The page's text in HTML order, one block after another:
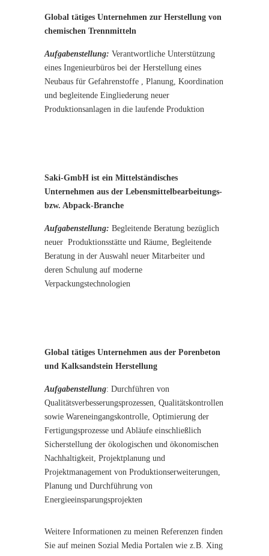
Global tätiges Unternehmen zur Herstellung von
chemischen Trennmitteln
Aufgabenstellung: Verantwortliche Unterstützung
eines Ingenieurbüros bei der Herstellung eines
Neubaus für Gefahrenstoffe , Planung, Koordination
und begleitende Eingliederung neuer
Produktionsanlagen in die laufende Produktion
Saki-GmbH ist ein Mittelständisches
Unternehmen aus der Lebensmittelbearbeitungs-
bzw. Abpack-Branche
Aufgabenstellung: Begleitende Beratung bezüglich
neuer Produktionsstätte und Räume, Begleitende
Beratung in der Auswahl neuer Mitarbeiter und
deren Schulung auf moderne
Verpackungstechnologien
Global tätiges Unternehmen aus der Porenbeton
und Kalksandstein Herstellung
Aufgabenstellung: Durchführen von
Qualitätsverbesserungsprozessen, Qualitätskontrollen
sowie Wareneingangskontrolle, Optimierung der
Fertigungsprozesse und Abläufe einschließlich
Sicherstellung der ökologischen und ökonomischen
Nachhaltigkeit, Projektplanung und
Projektmanagement von Produktionserweiterungen,
Planung und Durchführung von
Energieeinsparungsprojekten
Weitere Informationen zu meinen Referenzen finden
Sie auf meinen Sozial Media Portalen wie z.B. Xing